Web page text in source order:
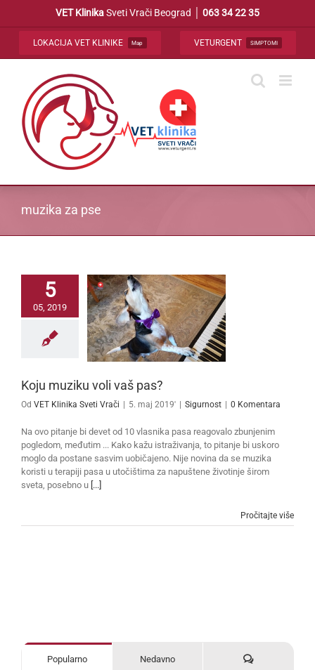
VET KlinikaSveti Vrači Beograd │ 063 34 22 35
LOKACIJA VET KLINIKE Map VETURGENT SIMPTOMI
muzika za pse
5
05, 2019
Koju muziku voli vaš pas?
Od VET Klinika Sveti Vrači 5. maj 2019' Sigurnost 0 Komentara
Na ovo pitanje bi devet od 10 vlasnika pasa reagovalo zbunjenim
pogledom, međutim ... Kako kažu istraživanja, to pitanje bi uskoro
moglo da postane sasvim uobičajeno. Nije novina da se muzika
koristi u terapiji pasa u utočištima za napuštene životinje širom
sveta, posebno u [...]
Pročitajte više
Popularno Nedavno Komentari